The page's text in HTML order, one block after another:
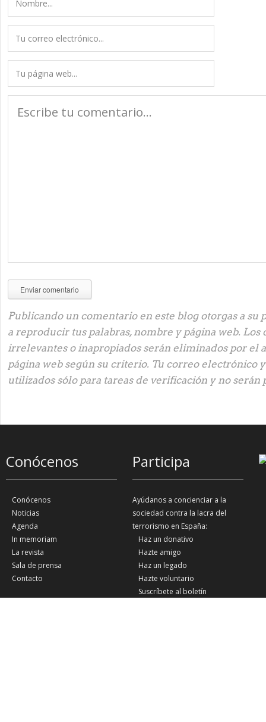
Publicando un comentario en este blog otorgas a su
a reproducir tus palabras, nombre y página web. Los
irrelevantes o inapropiados serán eliminados por el
página web según su criterio. Tu correo electrónico
utilizados sólo para tareas de verificación y no serán
Conócenos
Conócenos
Noticias
Agenda
In memoriam
La revista
Sala de prensa
Contacto
Participa
Ayúdanos a concienciar a la
sociedad contra la lacra del
terrorismo en España:
Haz un donativo
Hazte amigo
Haz un legado
Hazte voluntario
Suscríbete al boletín